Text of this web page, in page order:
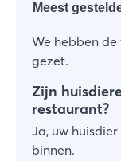
Meest
We hebben
gezet.
Zijn
restaurant?
Ja, uw
binnen.